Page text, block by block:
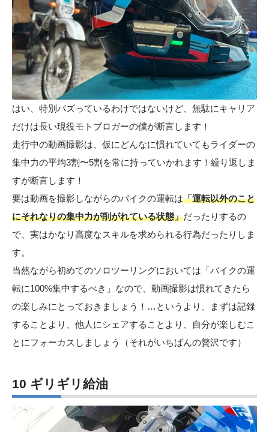
はい、特別バズっているわけではないけど、無駄にキャリア
だけは長い現役モトブロガーの僕が断言します！
走行中の動画撮影は、仮にどんなに慣れていてもライダーの
集中力の平均3割〜5割を常に持っていかれます！繰り返しま
すが断言します！
要は動画を撮影しながらのバイクの運転は「運転以外のこと
にそれなりの集中力が削がれている状態」だったりするの
で、実はかなり高度なスキルを求められる行為だったりしま
す。
当然ながら初めてのソロツーリングにおいては「バイクの運
転に100%集中するべき」なので、動画撮影は慣れてきたら
の楽しみにとっておきましょう！…というより、まずは記録
することより、他人にシェアすることより、自分が楽しむこ
とにフォーカスしましょう（それがいちばんの贅沢です）
10 ギリギリ給油